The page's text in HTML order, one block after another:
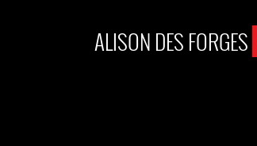
ALISON DES FORGES